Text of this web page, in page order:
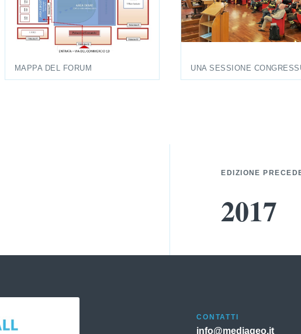
MAPPA DEL FORUM UNA SESSIONE
EDIZIONE
2017
CONTATTI
info@mediageo.it